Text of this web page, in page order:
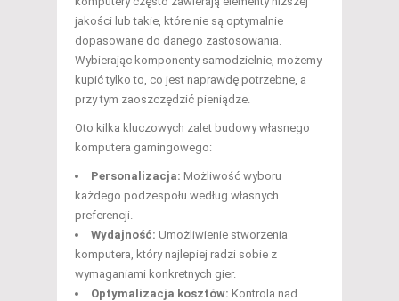
jakości lub takie, które nie są optymalnie
dopasowane do danego zastosowania.
Wybierając komponenty samodzielnie, możemy
kupić tylko to, co jest naprawdę potrzebne, a
przy tym zaoszczędzić pieniądze.
Oto kilka kluczowych zalet budowy własnego
komputera gamingowego:
Personalizacja: Możliwość wyboru
każdego podzespołu według własnych
preferencji.
Wydajność: Umożliwienie stworzenia
komputera, który najlepiej radzi sobie z
wymaganiami konkretnych gier.
Optymalizacja kosztów: Kontrola nad